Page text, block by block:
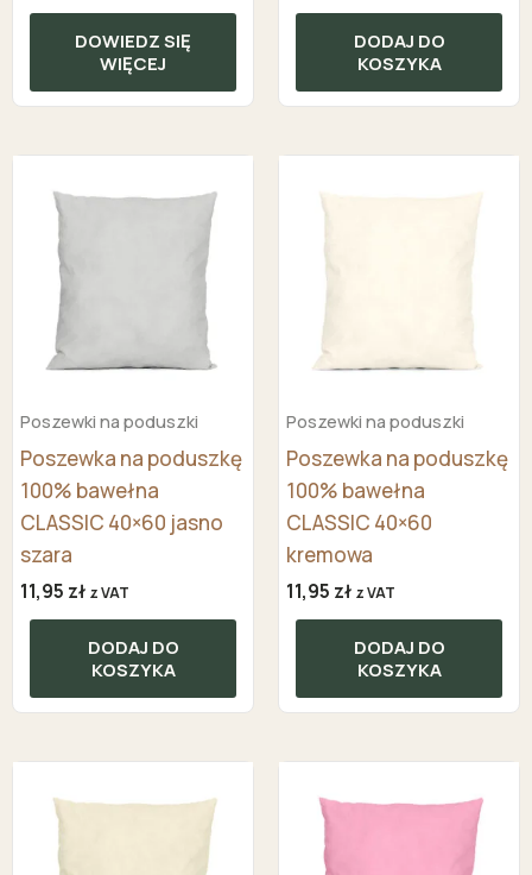
DOWIEDZ SIĘ
WIĘCEJ
DODAJ DO
KOSZYKA
Poszewki na poduszki
Poszewka na poduszkę
100% bawełna
CLASSIC 40×60 jasno
szara
11,95 zł z VAT
DODAJ DO
KOSZYKA
Poszewki na poduszki
Poszewka na poduszkę
100% bawełna
CLASSIC 40×60
kremowa
11,95 zł z VAT
DODAJ DO
KOSZYKA